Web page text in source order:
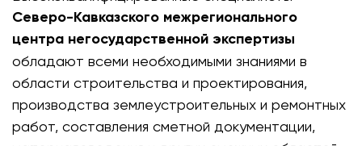
Северо-Кавказского межрегионального
центра негосударственной экспертизы
обладают всеми необходимыми знаниями в
области строительства и проектирования,
производства землеустроительных и ремонтных
работ, составления сметной документации,